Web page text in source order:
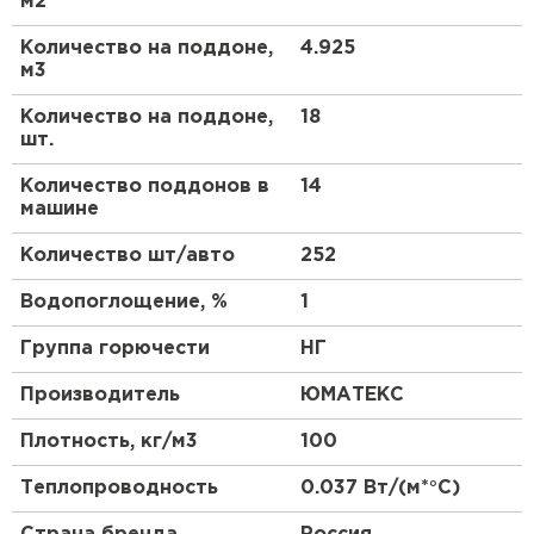
Количество на поддоне,
м3
4.925
Количество на поддоне,
шт.
18
Количество поддонов в
машине
14
Количество шт/авто 252
Водопоглощение, % 1
Группа горючести НГ
Производитель ЮМАТЕКС
Плотность, кг/м3 100
Теплопроводность 0.037 Вт/(м*°C)
ПЕРЕЙТИ
ПЕРЕЙТИ
Утеплитель Paroc